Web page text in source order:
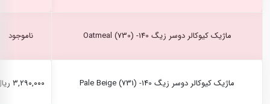
ماژیک کیوکالر دوسر زیگ Oatmeal (730) -140 ناموجود
ماژیک کیوکالر دوسر زیگ Pale Beige (731) -140 ۳,۲۹۰,۰۰۰ ریال